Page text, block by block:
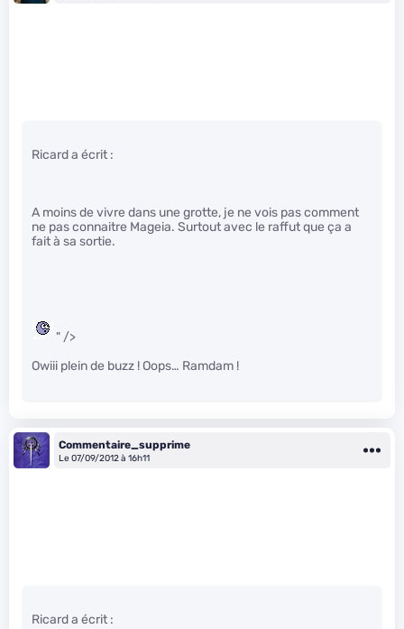
Ricard a écrit :
A moins de vivre dans une grotte, je ne vois pas comment
ne pas connaitre Mageia. Surtout avec le raffut que ça a
fait à sa sortie.
" />
Owiii plein de buzz ! Oops… Ramdam !
Commentaire_supprime
Le 07/09/2012 à 16h11
Ricard a écrit :